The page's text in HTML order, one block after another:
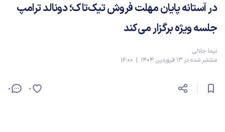
در آستانه پایان مهلت فروش تیک‌تاک؛ دونالد ترامپ
جلسه ویژه برگزار می‌کند
نیما جلالی
منتشر شده در 13 فروردین 1404 | 16:00
0 0